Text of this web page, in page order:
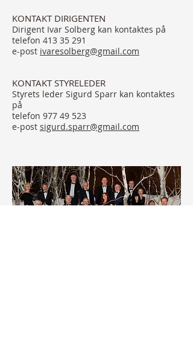
KONTAKT DIRIGENTEN
Dirigent Ivar Solberg kan kontaktes på
telefon 413 35 291
e-post ivaresolberg@gmail.com
KONTAKT STYRELEDER
Styrets leder Sigurd Sparr kan kontaktes
på
telefon 977 49 523
e-post sigurd.sparr@gmail.com